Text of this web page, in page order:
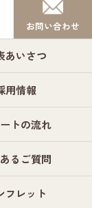
お問い合わせ
あいさつ
用情報
トの流れ
るご質問
フレット